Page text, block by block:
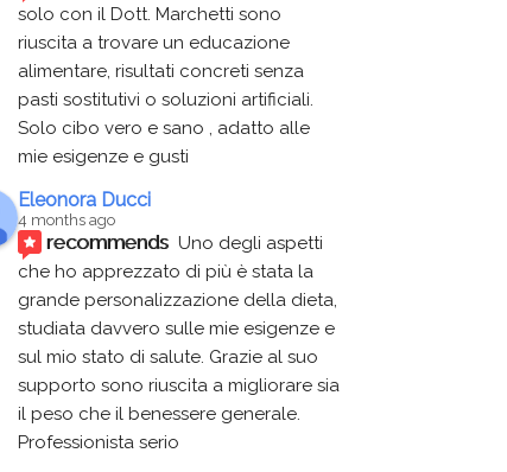
solo con il Dott. Marchetti sono
riuscita a trovare un educazione
alimentare, risultati concreti senza
pasti sostitutivi o soluzioni artificiali.
Solo cibo vero e sano , adatto alle
mie esigenze e gusti
Eleonora Ducci
4 months ago
recommends Uno degli aspetti
che ho apprezzato di più è stata la
grande personalizzazione della dieta,
studiata davvero sulle mie esigenze e
sul mio stato di salute. Grazie al suo
supporto sono riuscita a migliorare sia
il peso che il benessere generale.
Professionista serio